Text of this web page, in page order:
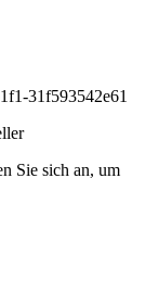
31f593542e61
Sie sich an, um